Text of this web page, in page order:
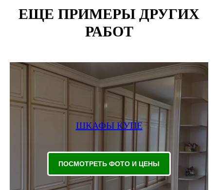
ЕЩЕ ПРИМЕРЫ ДРУГИХ
РАБОТ
ШКАФЫ КУПЕ
ПОСМОТРЕТЬ ФОТО И ЦЕНЫ